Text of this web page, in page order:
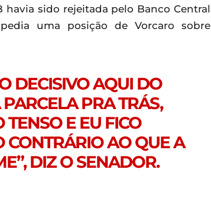
sido rejeitada pelo Banco Central
uma posição de Vorcaro sobre
DECISIVO AQUI DO
PRA TRÁS,
E EU FICO
CONTRÁRIO AO QUE A
DIZ O SENADOR.